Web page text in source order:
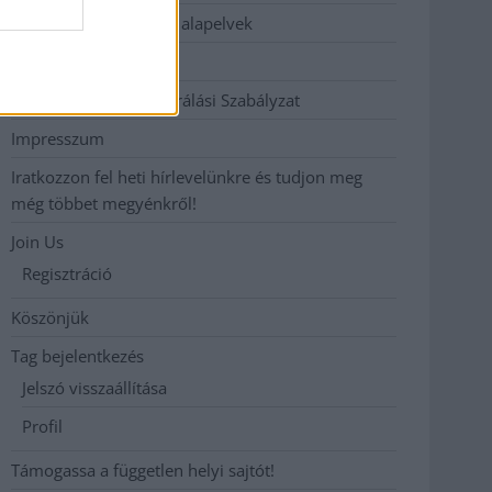
Etikai és függetlenségi alapelvek
Hozzászólási és Moderálási Szabályzat
Impresszum
Iratkozzon fel heti hírlevelünkre és tudjon meg
még többet megyénkről!
Join Us
Regisztráció
Köszönjük
Tag bejelentkezés
Jelszó visszaállítása
Profil
Támogassa a független helyi sajtót!